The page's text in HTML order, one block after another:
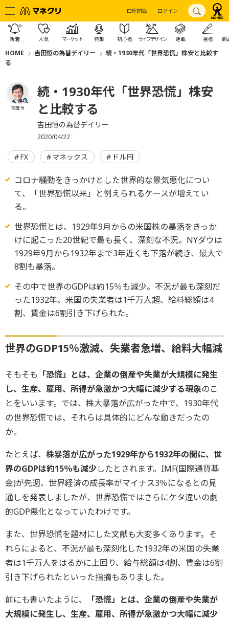
口座開設 ログイン
新着 人気 マーケット 特集 初心者 ライフデザイン 連載 著者 商
HOME 吉田恒の為替デイリー
続・1930年代「世界恐慌」株安と比較す
る
吉田 恒
続・1930年代「世界恐慌」株安
と比較する
吉田恒の為替デイリー
2020/04/22
FX マネックス ドル円
コロナ騒動をきっかけとした世界的な景気悪化につい
て、「世界恐慌以来」と例えられるケースが増えてい
る。
世界恐慌とは、1929年9月からの米国株の暴落をきっか
けに起こった20世紀で最も長く、深刻な不況。NYダウは
1929年9月から1932年まで3年近くも下落が続き、最大で
8割も暴落。
その中で世界のGDPは約15％も減少。不況が最も深刻だ
った1932年、米国の失業者は1千万人超、給料総額は4
割、賃金は6割引き下げられた。
世界のGDP15％激減、失業者急増、給料大幅減
そもそも 「恐慌」とは、企業の倒産や失業が大規模に発生
し、生産、雇用、所得が急激かつ大幅に減少する現象のこ
とをいいます。では、株大暴落が広がった中で、1930年代
の世界恐慌では、それらは具体的にどんな動きだったの
か。
たとえば、 株暴落が広がった1929年から1932年の間に、世
界のGDPは約15％も減少したとされます。IMF(国際通貨基
金)が先週、世界経済の成長率がマイナス3％になるとの見
通しを発表しましたが、世界恐慌ではさらにケタ違いの劇
的GDP悪化となっていたわけです。
また、世界恐慌を題材にした文献も大変多くあります。そ
れらによると、不況が最も深刻化した1932年の米国の失業
者は1千万人をはるかに上回り、給与総額は4割、賃金は6割
引き下げられたといった指摘もありました。
前にも書いたように、
「恐慌」とは、企業の倒産や失業が
大規模に発生し、生産、雇用、所得が急激かつ大幅に減少